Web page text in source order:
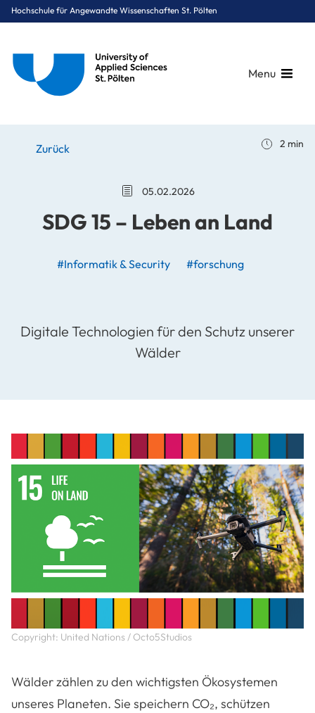
Hochschule für Angewandte Wissenschaften St. Pölten
Menu
15 – Leben an Land
Zurück 2 min
SDG 15 – Leben an Land
#Informatik & Security #forschung
05.02.2026
Digitale Technologien für den Schutz unserer
Wälder
Copyright: United Nations / Octo5Studios
Wälder zählen zu den wichtigsten Ökosystemen
unseres Planeten. Sie speichern CO₂, schützen